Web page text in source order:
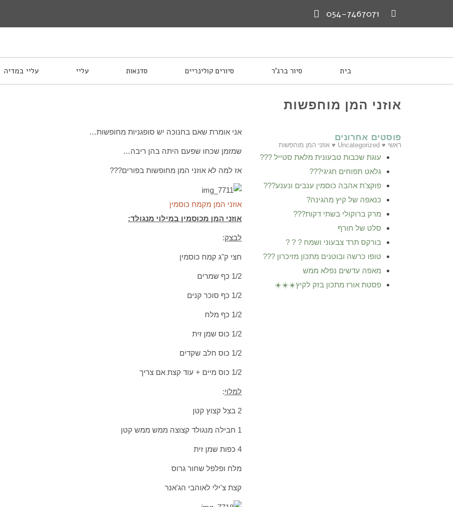
054-7467071
בית סיור ברג’ר סיורים קולינריים סדנאות עליי עליי במדיה
אוזני המן מוחפשות
ראשי ♥
Uncategorized
♥ אוזני המן מוחפשות
אני אומרת שאם בחנוכה יש סופגניות מחופשות…
שמזמן שכחו שפעם היתה בהן ריבה…
אז למה לא אוזני המן מחופשות בפורים???
אוזני המן מקמח כוסמין
אוזני המן מכוסמין במילוי מנגולד:
לבצק:
חצי ק"ג קמח כוסמין
1/2 כף שמרים
1/2 כף סוכר קנים
1/2 כף מלח
1/2 כוס שמן זית
1/2 כוס חלב שקדים
1/2 כוס מיים + עוד קצת אם צריך
למלוי:
2 בצל קצוץ קטן
1 חבילה מנגולד קצוצה ממש ממש קטן
4 כפות שמן זית
מלח ופלפל שחור גרוס
קצת צ'ילי לאוהבי הג'אנר
פוסטים אחרונים
עוגת שכבות טבעונית מלאת סטייל ???
גלאט תפוחים חגיגי???
פוקצ'ת אהבה כוסמין ענבים ונענע???
כנאפה של קיץ מהגינה?
מרק ברוקולי בשתי דקות???
סלט של חורף
בורקס תרד צבעוני ושמח ? ? ?
טופו כרשה ובוטנים מתכון מזיכרון ???
מאפה עדשים נפלא ממש
פסטת אורז מתכון בזק לקיץ☀️☀️☀️